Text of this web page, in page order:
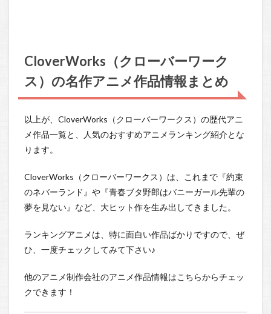
CloverWorks（クローバーワーク
ス）の名作アニメ作品情報まとめ
以上が、CloverWorks（クローバーワークス）の歴代アニ
メ作品一覧と、人気のおすすめアニメランキング紹介とな
ります。
CloverWorks（クローバーワークス）は、これまで『約束
のネバーランド』や『青春ブタ野郎はバニーガール先輩の
夢を見ない』など、大ヒット作を生み出してきました。
ランキングアニメは、特に面白い作品ばかりですので、ぜ
ひ、一度チェックしてみて下さい♪
他のアニメ制作会社のアニメ作品情報はこちらからチェッ
クできます！